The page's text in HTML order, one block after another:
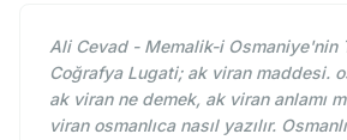
Ali Cevad - Memalik-i Osmaniye'nin
Coğrafya Lugati; ak viran maddesi.
ak viran ne demek, ak viran anlamı
viran osmanlıca nasıl yazılır.